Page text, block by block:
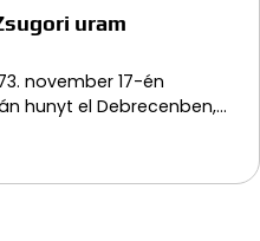
uram
november 17-én
hunyt el Debrecenben,…